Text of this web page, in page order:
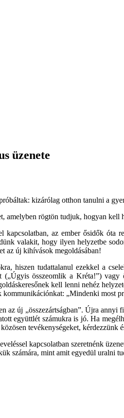
üzenete
kizárólag otthon tanulni a
rögtön tudjuk, hogyan
kapcsolatban, az ember ősidők
valakit, hogy ilyen helyzetbe
az új kihívások megoldásában!
hiszen tudattalanul ezekkel a
összeomlik a Kréta!”)
kell lenni nehéz
„Mindenki most
az új „összezártságban”. Újra
együttlét számukra is jó. Ha
tevékenységeket, kérdezzünk
kapcsolatban szeretnénk
számára, mint amit egyedül uralni